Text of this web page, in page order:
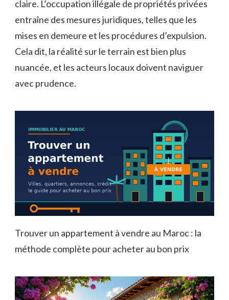
claire. L’occupation illégale de propriétés privées
entraîne des mesures juridiques, telles que les
mises en demeure et les procédures d’expulsion.
Cela dit, la réalité sur le terrain est bien plus
nuancée, et les acteurs locaux doivent naviguer
avec prudence.
Trouver un appartement à vendre au Maroc : la
méthode complète pour acheter au bon prix